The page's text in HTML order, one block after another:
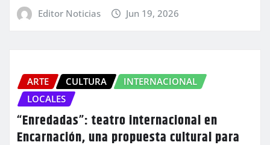
Editor Noticias Jun 19, 2026
ARTE CULTURA
INTERNACIONAL
LOCALES
“Enredadas”: teatro internacional en
Encarnación, una propuesta cultural para